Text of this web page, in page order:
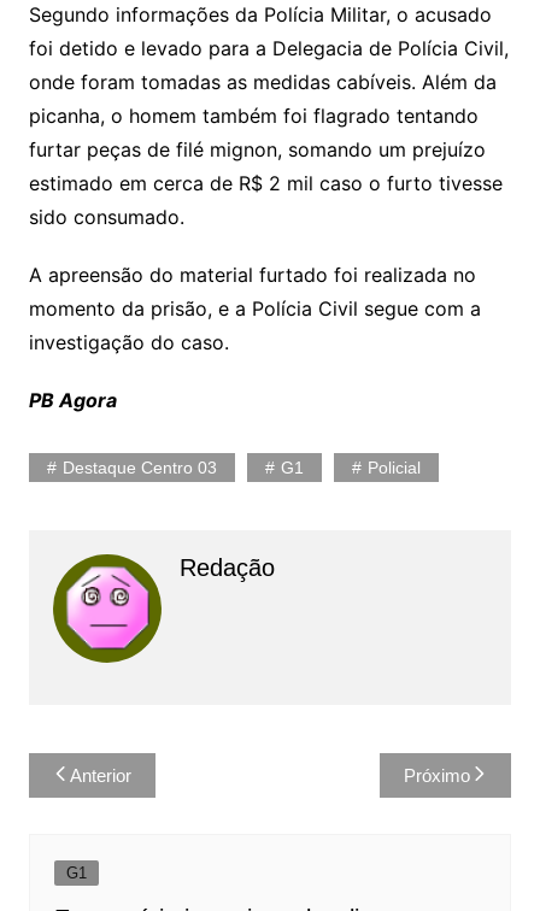
Segundo informações da Polícia Militar, o acusado
foi detido e levado para a Delegacia de Polícia Civil,
onde foram tomadas as medidas cabíveis. Além da
picanha, o homem também foi flagrado tentando
furtar peças de filé mignon, somando um prejuízo
estimado em cerca de R$ 2 mil caso o furto tivesse
sido consumado.
A apreensão do material furtado foi realizada no
momento da prisão, e a Polícia Civil segue com a
investigação do caso.
PB Agora
Destaque Centro 03 G1 Policial
Redação
Navegação
de
Anterior Próximo
G1